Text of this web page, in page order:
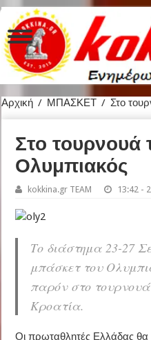
Αρχική / ΜΠΑΣΚΕΤ / Στο
Στο τουρνουά
Ολυμπιακός
kokkina.gr TEAM 13:42 -
Το διάστημα 23-27
μπάσκετ του
παρόν στο
Κροατία.
Οι πρωταθλητές Ελλάδας